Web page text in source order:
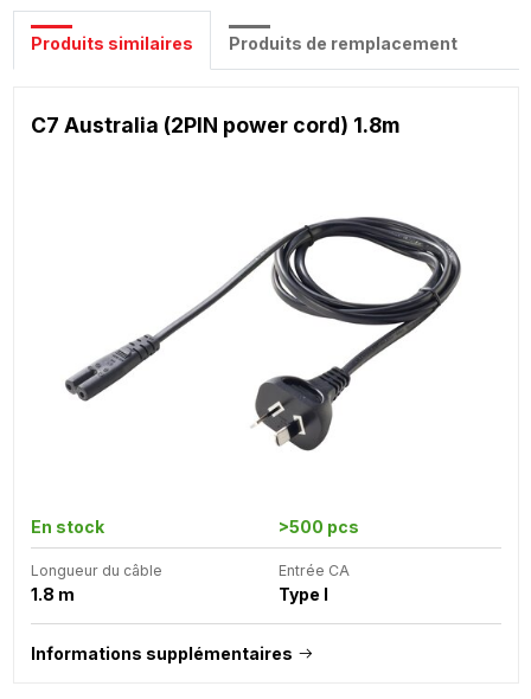
Produits similaires Produits de remplacement
C7 Australia (2PIN power cord) 1.8m
En stock >500 pcs
Longueur du câble
1.8 m
Entrée CA
Type I
Informations supplémentaires